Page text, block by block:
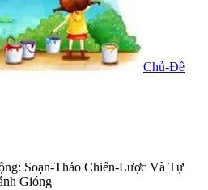
Chủ-Đề
Soạn-Thảo Chiến-Lược Và Tự
Gióng